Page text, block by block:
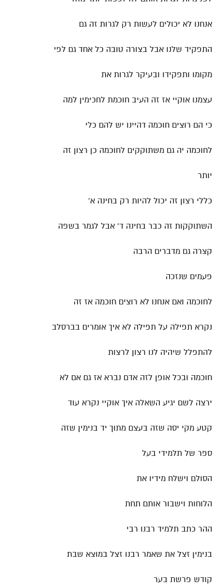
אנחנו לא יכולים לעשות רק לגרות זה גם
התפקיד שלנו אבל בצורה טובה כל אחד גם לפי
מקומו ותפקידו ובעיקר לגרות את
עצמנו אוקיי אז זה העיב חוכמת לחכימין למה
כי הם רוצים חוכמה דהיינו יש להם כלי
לחוכמה יה גם משתוקקים לחוכמה כן רצון זה
יותר
כללי רצון זה יכול להיות רק בחינה א'
השתוקקות זה כבר בחינה ד' אבל לגמר בשפה
קצרה גם מדברים הרבה
פעמים שנזכה
לחוכמה ואם אנחנו לא רוצים חוכמה אז זה
נקרא תפילה על תפילה לא איך אומרים בברסלב
להתפלל שיהיה לנו רצון לרצות
חוכמה ובכל אופן לזה אדם נברא אז גם אם לא
ירצה לשם יגיע השאלה איך אוקיי נקרא עוד
קטע מקי יסה שזה בעצם מתוך יד בנימין שזה
ספר של תלמידי בעל
הסולם וישלח מידיו את
הלוחות וישבור אותם תחת
ההר כתב תלמיד רבנו רבי
בנימין זצל את שאמר רבנו זצל במוצא שבת
קודש פרשת בער